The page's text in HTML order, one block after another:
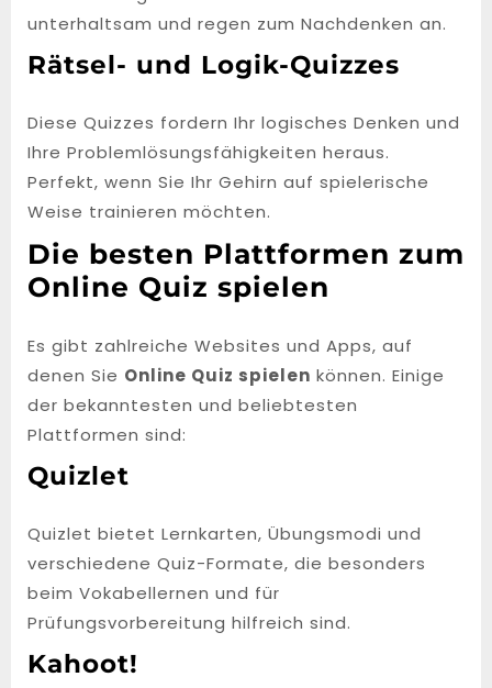
unterhaltsam und regen zum Nachdenken an.
Rätsel- und Logik-Quizzes
Diese Quizzes fordern Ihr logisches Denken und
Ihre Problemlösungsfähigkeiten heraus.
Perfekt, wenn Sie Ihr Gehirn auf spielerische
Weise trainieren möchten.
Die besten Plattformen zum
Online Quiz spielen
Es gibt zahlreiche Websites und Apps, auf
denen Sie Online Quiz spielen können. Einige
der bekanntesten und beliebtesten
Plattformen sind:
Quizlet
Quizlet bietet Lernkarten, Übungsmodi und
verschiedene Quiz-Formate, die besonders
beim Vokabellernen und für
Prüfungsvorbereitung hilfreich sind.
Kahoot!